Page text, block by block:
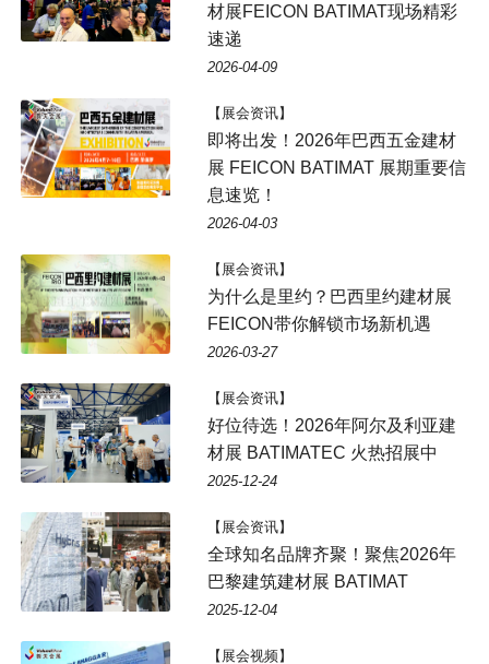
材展FEICON BATIMAT现场精彩
速递
2026-04-09
【展会资讯】
即将出发！2026年巴西五金建材
展 FEICON BATIMAT 展期重要信
息速览！
2026-04-03
【展会资讯】
为什么是里约？巴西里约建材展
FEICON带你解锁市场新机遇
2026-03-27
【展会资讯】
好位待选！2026年阿尔及利亚建
材展 BATIMATEC 火热招展中
2025-12-24
【展会资讯】
全球知名品牌齐聚！聚焦2026年
巴黎建筑建材展 BATIMAT
2025-12-04
【展会视频】